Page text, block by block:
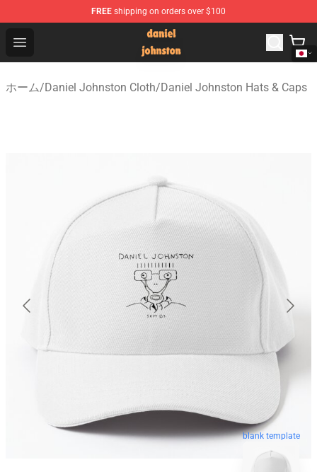
FREE shipping on orders over $100
Open menu
Daniel Johnston Store - Official Daniel Johnston
ホーム/Daniel Johnston Cloth/Daniel Johnston Hats & Caps
blank template